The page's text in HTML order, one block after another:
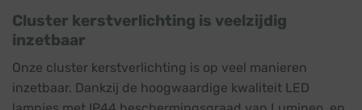
Cluster kerstverlichting is veelzijdig
inzetbaar
Onze cluster kerstverlichting is op veel manieren
inzetbaar. Dankzij de hoogwaardige kwaliteit LED